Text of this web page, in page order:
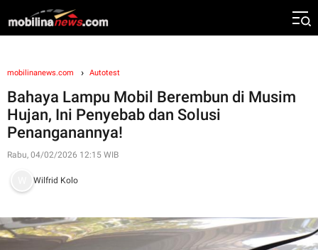
mobilinanews.com Autotest
Bahaya Lampu Mobil Berembun di Musim
Hujan, Ini Penyebab dan Solusi
Penanganannya!
Rabu, 04/02/2026 12:15 WIB
Wilfrid Kolo